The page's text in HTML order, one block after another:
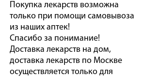
Покупка лекарств возможна
только при помощи самовывоза
из наших аптек!
Спасибо за понимание!
Доставка лекарств на дом,
доставка лекарств по Москве
осуществляется только для